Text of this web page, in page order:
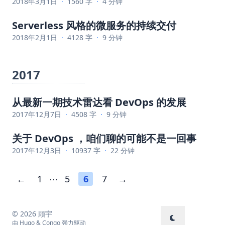
Serverless 风格的微服务的持续交付
2018年2月1日 · 4128 字 · 9 分钟
2017
从最新一期技术雷达看 DevOps 的发展
2017年12月7日 · 4508 字 · 9 分钟
关于 DevOps ，咱们聊的可能不是一回事
2017年12月3日 · 10937 字 · 22 分钟
← 1 ⋯ 5 6 7 →
© 2026 顾宇
由 Hugo&Congo强力驱动